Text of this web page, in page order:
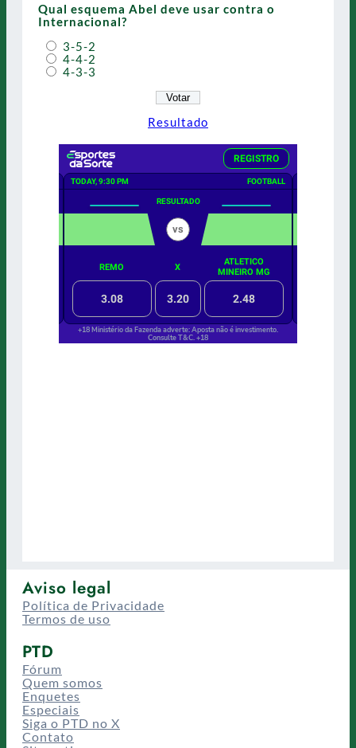
Qual esquema Abel deve usar contra o
Internacional?
3-5-2
4-4-2
4-3-3
Resultado
Aviso legal
Política de Privacidade
Termos de uso
PTD
Fórum
Quem somos
Enquetes
Especiais
Siga o PTD no X
Contato